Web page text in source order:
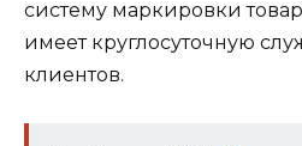
систему маркировки
имеет круглосуточную
клиентов.